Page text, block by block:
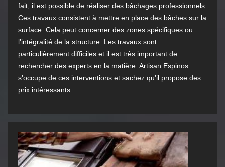
fait, il est possible de réaliser des bâchages professionnels.
Ces travaux consistent à mettre en place des bâches sur la
surface. Cela peut concerner des zones spécifiques ou
l'intégralité de la structure. Les travaux sont
particulièrement difficiles et il est très important de
rechercher des experts en la matière. Artisan Espinos
s'occupe de ces interventions et sachez qu'il propose des
prix intéressants.